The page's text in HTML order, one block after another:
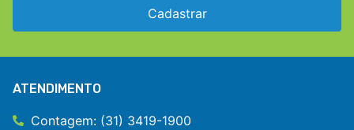
Cadastrar
ATENDIMENTO
Contagem: (31) 3419-1900